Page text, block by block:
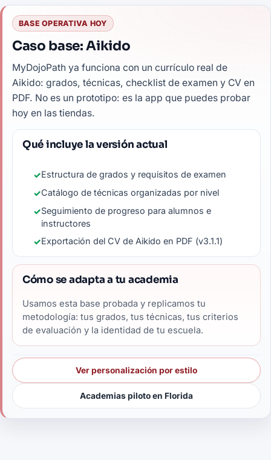
BASE OPERATIVA HOY
Caso base: Aikido
MyDojoPath ya funciona con un currículo real de
Aikido: grados, técnicas, checklist de examen y CV en
PDF. No es un prototipo: es la app que puedes probar
hoy en las tiendas.
Qué incluye la versión actual
Estructura de grados y requisitos de examen
Catálogo de técnicas organizadas por nivel
Seguimiento de progreso para alumnos e
instructores
Exportación del CV de Aikido en PDF (v3.1.1)
Cómo se adapta a tu academia
Usamos esta base probada y replicamos tu
metodología: tus grados, tus técnicas, tus criterios
de evaluación y la identidad de tu escuela.
Ver personalización por estilo
Academias piloto en Florida